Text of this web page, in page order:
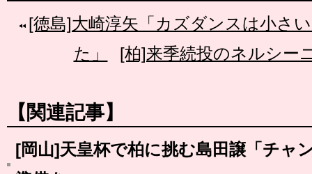
[徳島]大崎淳矢「カズダンスは小さ
た」
[柏]来季続投のネルシー
【関連記事】
[岡山]天皇杯で柏に挑む島田譲「チャ